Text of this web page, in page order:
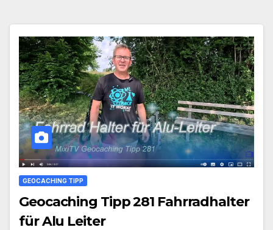
GEOCACHING TIPP
Geocaching Tipp 281 Fahrradhalter
für Alu Leiter